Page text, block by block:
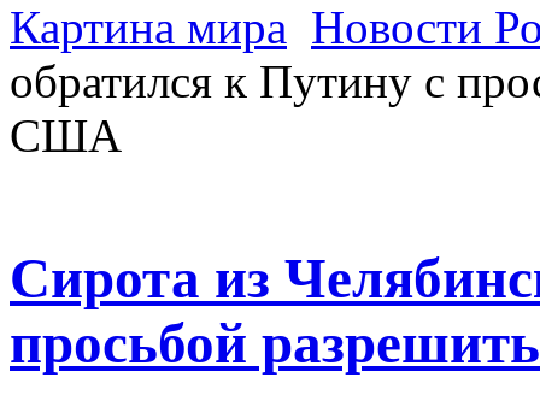
Картина мира Новости
обратился к Путину с
США
Сирота из
просьбой